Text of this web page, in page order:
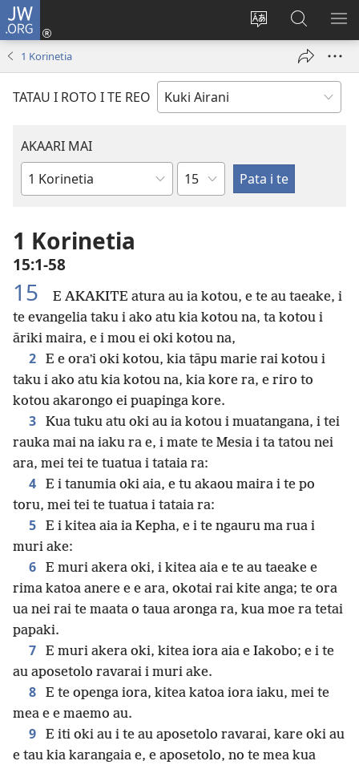
JW.ORG
Change
language
Aere
new
Kimi
te
JW.ORG
1 Korinetia
TATAU I ROTO I TE REO
AKAARI MAI
Puka
Pene
1 Korinetia
15:1-58
15
E AKAKITE atura au ia kotou, e te au taeake, i
te evangelia taku i ako atu kia kotou na, ta kotou i
āriki maira, e i mou ei oki kotou na,
2
E e oraʼi oki kotou, kia tāpu marie rai kotou i
taku i ako atu kia kotou na, kia kore ra, e riro to
kotou akarongo ei puapinga kore.
3
Kua tuku atu oki au ia kotou i muatangana, i tei
rauka mai na iaku ra e, i mate te Mesia i ta tatou nei
ara, mei tei te tuatua i tataia ra:
4
E i tanumia oki aia, e tu akaou maira i te po
toru, mei tei te tuatua i tataia ra:
5
E i kitea aia ia Kepha, e i te ngauru ma rua i
muri ake:
6
E muri akera oki, i kitea aia e te au taeake e
rima katoa anere e e ara, okotai rai kite anga; te ora
ua nei rai te maata o taua aronga ra, kua moe ra tetai
papaki.
7
E muri akera oki, kitea iora aia e Iakobo; e i te
au aposetolo ravarai i muri ake.
8
E te openga iora, kitea katoa iora iaku, mei te
mea e e maemo au.
9
E iti oki au i te au aposetolo ravarai, kare oki au
e tau kia karangaia e, e aposetolo, no te mea kua